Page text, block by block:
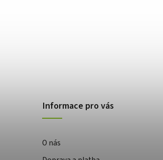
Informace pro vás
O nás